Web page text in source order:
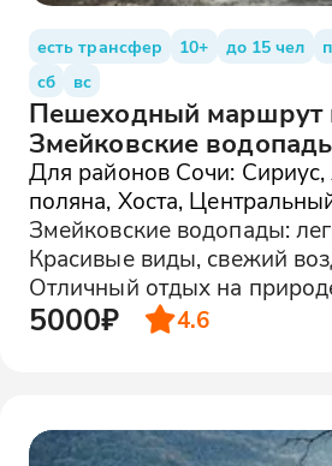
есть трансфер 10+ до 15 чел
сб
вс
Пешеходный маршрут
Змейковские
Для районов Сочи:
поляна, Хоста,
Змейковские водопады:
Красивые виды, свежий
Отличный отдых на
5000₽ 4.6